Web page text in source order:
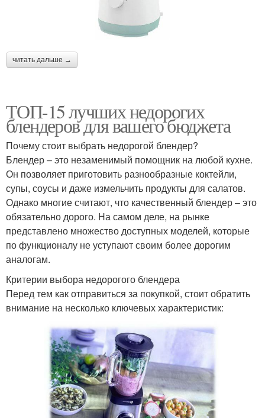
читать дальше →
ТОП-15 лучших недорогих
блендеров для вашего бюджета
Почему стоит выбрать недорогой блендер?
Блендер – это незаменимый помощник на любой кухне.
Он позволяет приготовить разнообразные коктейли,
супы, соусы и даже измельчить продукты для салатов.
Однако многие считают, что качественный блендер – это
обязательно дорого. На самом деле, на рынке
представлено множество доступных моделей, которые
по функционалу не уступают своим более дорогим
аналогам.
Критерии выбора недорогого блендера
Перед тем как отправиться за покупкой, стоит обратить
внимание на несколько ключевых характеристик: